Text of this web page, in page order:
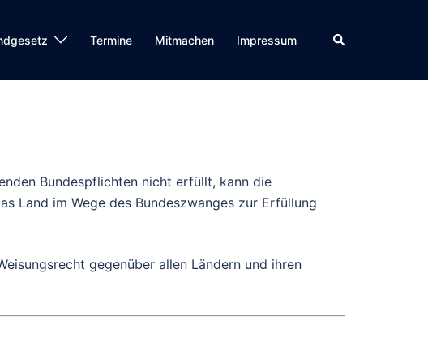
Termine Mitmachen Impressum Suche
Bundespflichten nicht erfüllt, kann die
Land im Wege des Bundeszwanges zur Erfüllung
gegenüber allen Ländern und ihren